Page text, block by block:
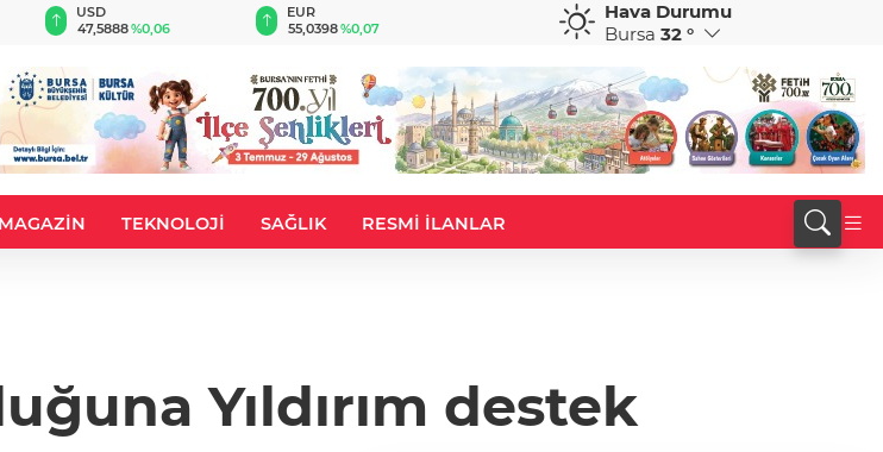
USD
47,5888%0,06
EUR
55,0398%0,07 %0,15
CHF
58,7824
Hava Durumu
Bursa 32 °
MAGAZİN TEKNOLOJİ SAĞLIK RESMİ İLANLAR
Yıldırım destek